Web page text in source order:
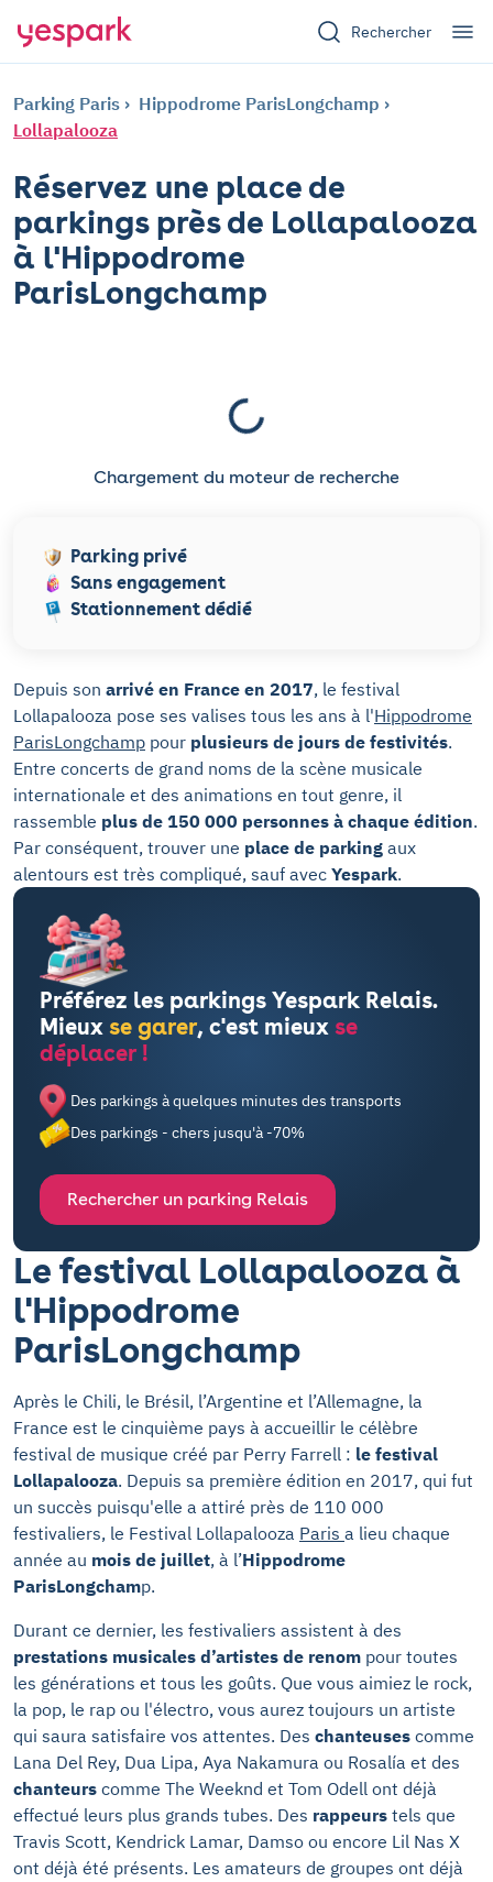
Rechercher
Parking Paris
Hippodrome ParisLongchamp
Lollapalooza
Réservez une place de
parkings près de Lollapalooza
à l'Hippodrome
ParisLongchamp
Chargement du moteur de recherche
Parking privé
Sans engagement
Stationnement dédié
Depuis son arrivé en France en 2017, le festival
Lollapalooza pose ses valises tous les ans à l'Hippodrome
ParisLongchamp pour plusieurs de jours de festivités.
Entre concerts de grand noms de la scène musicale
internationale et des animations en tout genre, il
rassemble plus de 150 000 personnes à chaque édition.
Par conséquent, trouver une place de parking aux
alentours est très compliqué, sauf avec Yespark.
Préférez les parkings Yespark Relais.
Mieux se garer, c'est mieux se
déplacer !
Des parkings à quelques minutes des transports
Des parkings - chers jusqu'à -70%
Rechercher un parking Relais
Le festival Lollapalooza à
l'Hippodrome
ParisLongchamp
Après le Chili, le Brésil, l’Argentine et l’Allemagne, la
France est le cinquième pays à accueillir le célèbre
festival de musique créé par Perry Farrell : le festival
Lollapalooza. Depuis sa première édition en 2017, qui fut
un succès puisqu'elle a attiré près de 110 000
festivaliers, le Festival Lollapalooza Paris a lieu chaque
année au mois de juillet, à l’Hippodrome
ParisLongchamp.
Durant ce dernier, les festivaliers assistent à des
prestations musicales d’artistes de renom pour toutes
les générations et tous les goûts. Que vous aimiez le rock,
la pop, le rap ou l'électro, vous aurez toujours un artiste
qui saura satisfaire vos attentes. Des chanteuses comme
Lana Del Rey, Dua Lipa, Aya Nakamura ou Rosalía et des
chanteurs comme The Weeknd et Tom Odell ont déjà
effectué leurs plus grands tubes. Des rappeurs tels que
Travis Scott, Kendrick Lamar, Damso ou encore Lil Nas X
ont déjà été présents. Les amateurs de groupes ont déjà